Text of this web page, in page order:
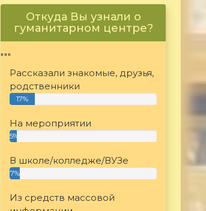
Откуда Вы узнали о
гуманитарном центре?
"""
Рассказали знакомые, друзья,
родственники
17%
На мероприятии
5%
В школе/колледже/ВУЗе
7%
Из средств массовой